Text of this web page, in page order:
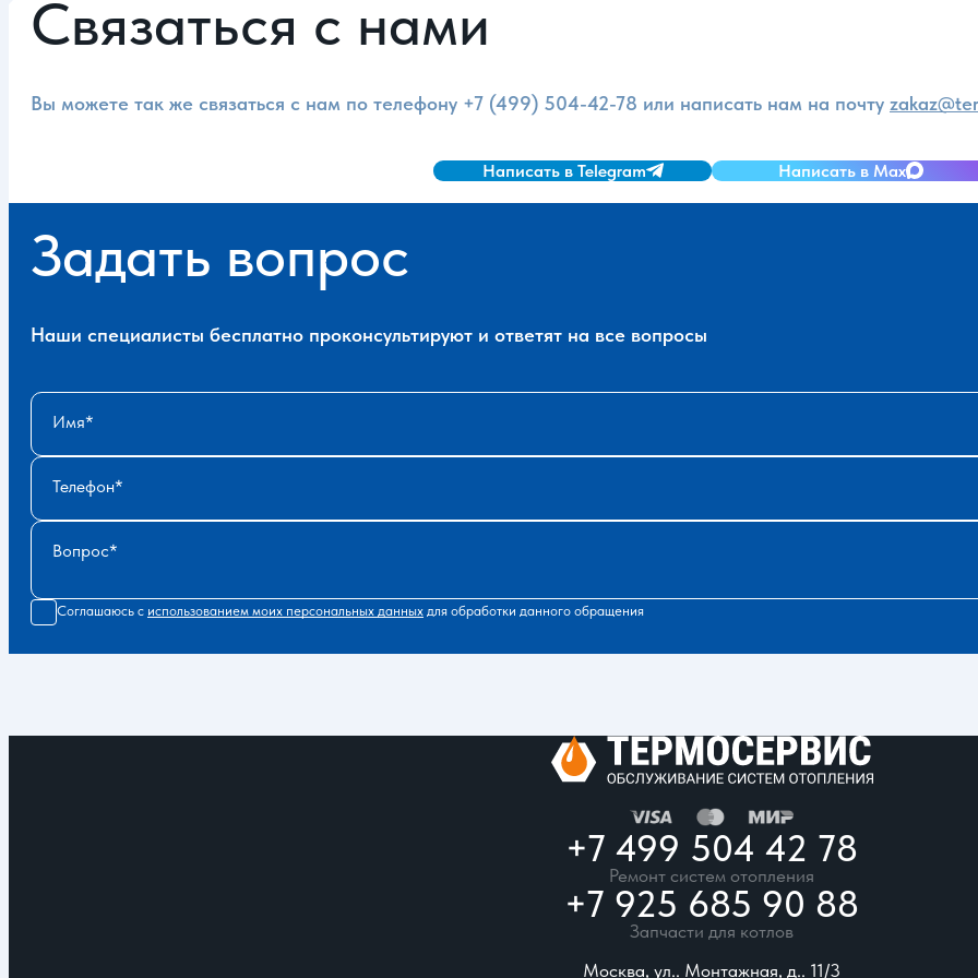
Связаться с нами
Вы можете так же связаться с нам по телефону +7 (499) 504-42-78 или написать нам на почту
Написать в Telegram Написать в Max
Задать вопрос
Наши специалисты бесплатно проконсультируют и ответят на все вопросы
Имя
Телефон
Вопрос
Соглашаюсь с использованием моих персональных данных для обработки данного обращения
+7 499 504 42 78
Ремонт систем отопления
+7 925 685 90 88
Запчасти для котлов
Москва, ул.. Монтажная, д.. 11/3